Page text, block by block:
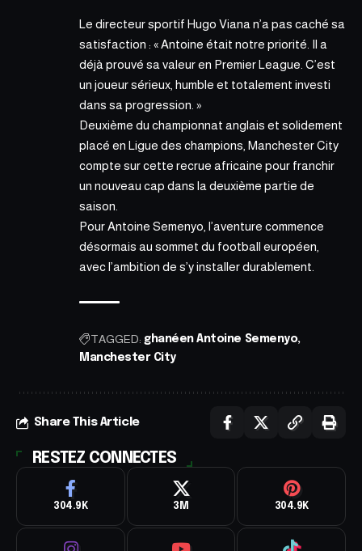
Le directeur sportif Hugo Viana n’a pas caché sa
satisfaction : « Antoine était notre priorité. Il a
déjà prouvé sa valeur en Premier League. C’est
un joueur sérieux, humble et totalement investi
dans sa progression. »
Deuxième du championnat anglais et solidement
placé en Ligue des champions, Manchester City
compte sur cette recrue africaine pour franchir
un nouveau cap dans la deuxième partie de
saison.
Pour Antoine Semenyo, l’aventure commence
désormais au sommet du football européen,
avec l’ambition de s’y installer durablement.
TAGGED: ghanéen Antoine Semenyo
Manchester City
Share This Article
RESTEZ CONNECTES
304.9K 3M 304.9K